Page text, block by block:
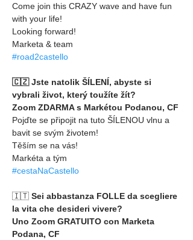
Come join this CRAZY wave and have fun
with your life!
Looking forward!
Marketa & team
#road2castello
🇨🇿 Jste natolik ŠÍLENÍ, abyste si
vybrali život, který toužíte žít?
Zoom ZDARMA s Markétou Podanou, CF
Pojďte se připojit na tuto ŠÍLENOU vlnu a
bavit se svým životem!
Těším se na vás!
Markéta a tým
#cestaNaCastello
🇮🇹 Sei abbastanza FOLLE da scegliere
la vita che desideri vivere?
Uno Zoom GRATUITO con Marketa
Podana, CF